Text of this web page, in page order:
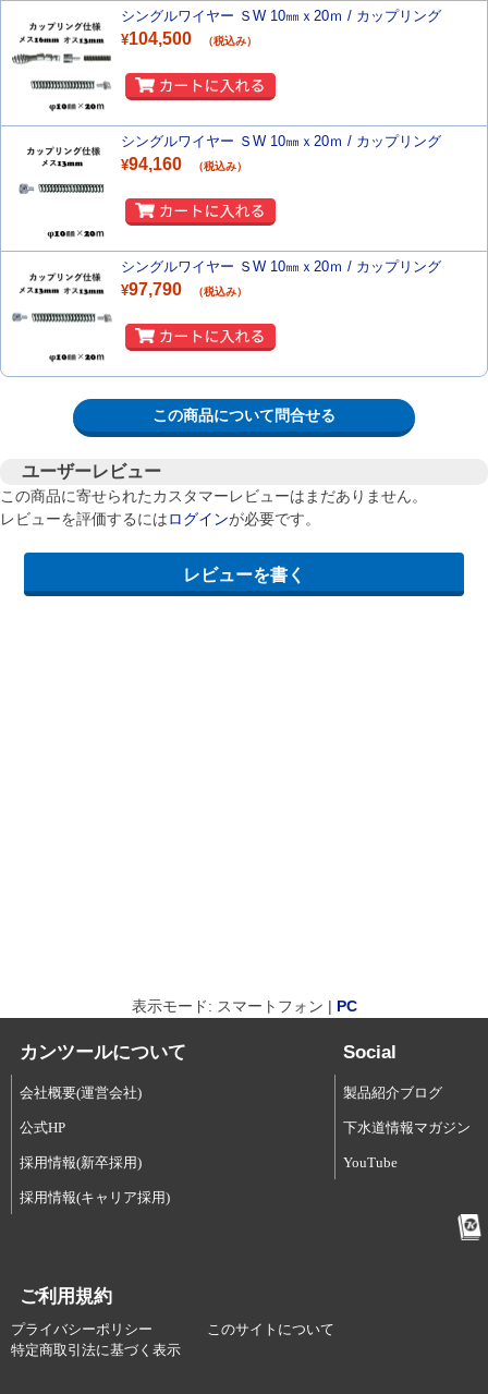
シングルワイヤー ＳW 10㎜ｘ20ｍ / カップリング
¥104,500 （税込み）
シングルワイヤー ＳW 10㎜ｘ20ｍ / カップリング
¥94,160 （税込み）
シングルワイヤー ＳW 10㎜ｘ20ｍ / カップリング
¥97,790 （税込み）
この商品について問合せる
ユーザーレビュー
この商品に寄せられたカスタマーレビューはまだありません。
レビューを評価するにはログインが必要です。
表示モード: スマートフォン | PC
カンツールについて
会社概要(運営会社)
公式HP
採用情報(新卒採用)
採用情報(キャリア採用)
Social
製品紹介ブログ
下水道情報マガジン
YouTube
ご利用規約
プライバシーポリシー
このサイトについて
特定商取引法に基づく表示